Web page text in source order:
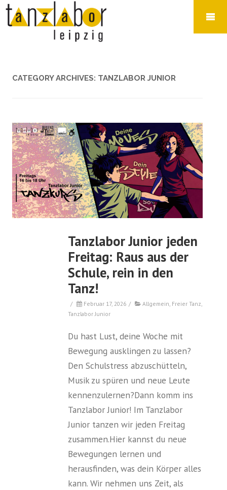
CATEGORY ARCHIVES: TANZLABOR JUNIOR
Tanzlabor Junior jeden
Freitag: Raus aus der
Schule, rein in den
Tanz!
/ Februar 17, 2026 / Allgemein, Freier Tanz,
Tanzlabor Junior
Du hast Lust, deine Woche mit
Bewegung ausklingen zu lassen?
Den Schulstress abzuschütteln,
Musik zu spüren und neue Leute
kennenzulernen?Dann komm ins
Tanzlabor Junior! Im Tanzlabor
Junior tanzen wir jeden Freitag
zusammen.Hier kannst du neue
Bewegungen lernen und
herausfinden, was dein Körper alles
kann. Wir nehmen uns Zeit, als